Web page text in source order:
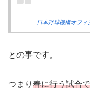
日本野球機構オフィ
との事です。
つまり 春に行う試合で